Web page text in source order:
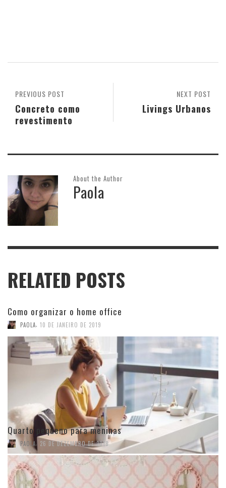
NEXT POST
Livings Urbanos
PREVIOUS POST
Concreto como
revestimento
About the Author
Paola
RELATED POSTS
Como organizar o home office
PAOLA 10 DE JANEIRO DE 2019
Quarto pequeno para meninas
PAOLA, 26 DE DEZEMBRO DE 2018